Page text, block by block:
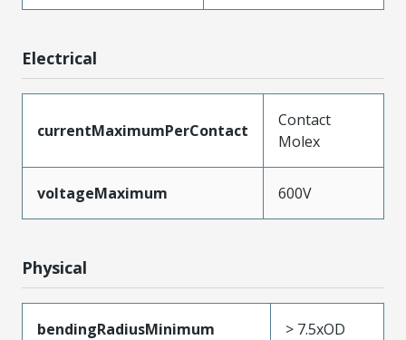
Electrical
currentMaximumPerContact
Contact
Molex
voltageMaximum 600V
Physical
bendingRadiusMinimum > 7.5xOD